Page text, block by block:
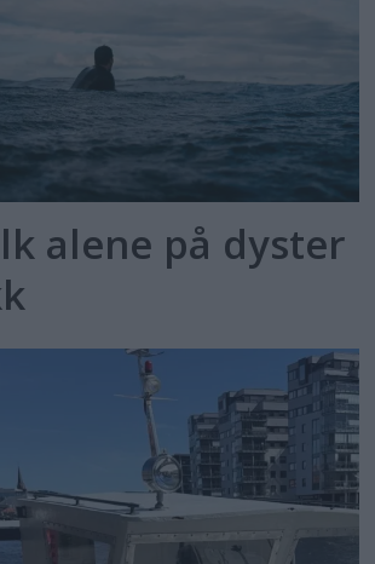
alene på dyster